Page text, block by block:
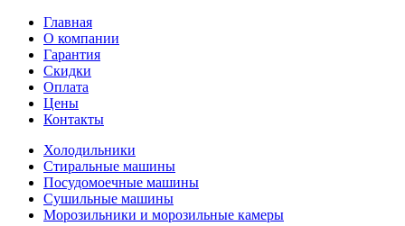
Главная
О компании
Гарантия
Скидки
Оплата
Цены
Контакты
Холодильники
Стиральные машины
Посудомоечные машины
Сушильные машины
Морозильники и морозильные камеры